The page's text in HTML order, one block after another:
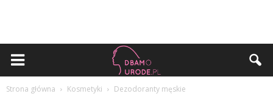
Strona główna Kosmetyki Dezodoranty męskie